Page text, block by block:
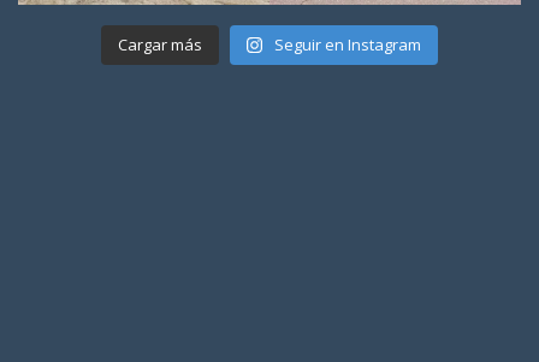
Cargar más Seguir en Instagram